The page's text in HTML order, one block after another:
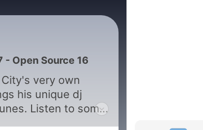
- Open Source 16
very own
his unique dj
to some